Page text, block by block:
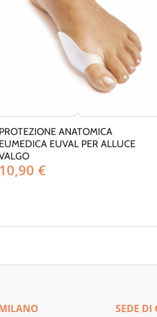
PROTEZIONE ANATOMICA
EUMEDICA EUVAL PER ALLUCE
10,90 €
SEDE DI